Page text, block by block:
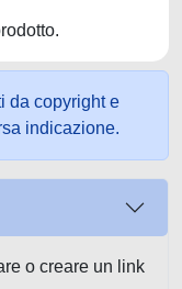
da copyright e
indicazione.
o creare un link